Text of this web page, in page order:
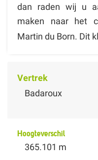
dan raden wij u
maken naar het
Martin du Born. Dit
Vertrek
Badaroux
Hoogteverschil
365.101 m